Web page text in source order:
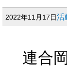
2022年11月17日活
連合